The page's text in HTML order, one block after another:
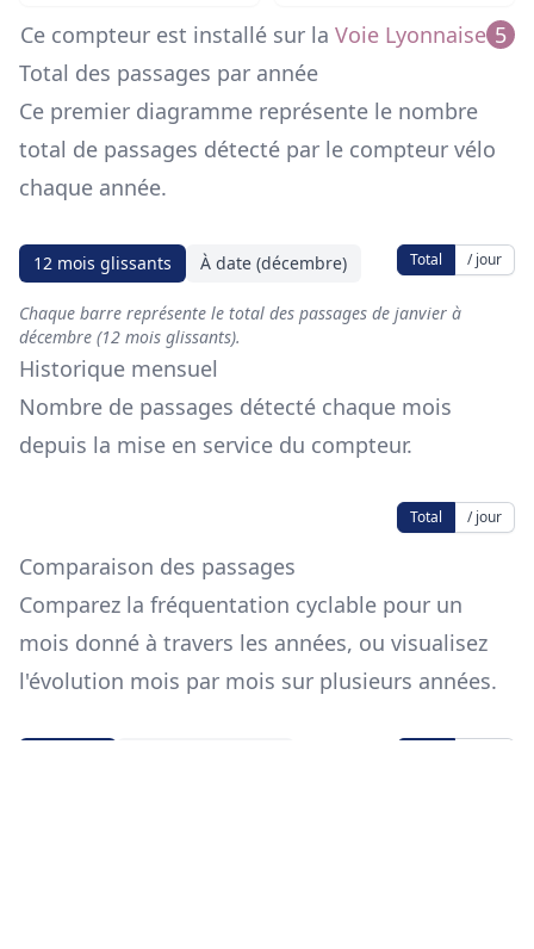
Ce compteur est installé sur la Voie Lyonnaise 5
Total des passages par année
Ce premier diagramme représente le nombre
total de passages détecté par le compteur vélo
chaque année.
12 mois glissants À date (décembre) Total / jour
Chaque barre représente le total des passages de janvier à
décembre (12 mois glissants).
Historique mensuel
Nombre de passages détecté chaque mois
depuis la mise en service du compteur.
Total / jour
Comparaison des passages
Comparez la fréquentation cyclable pour un
mois donné à travers les années, ou visualisez
l'évolution mois par mois sur plusieurs années.